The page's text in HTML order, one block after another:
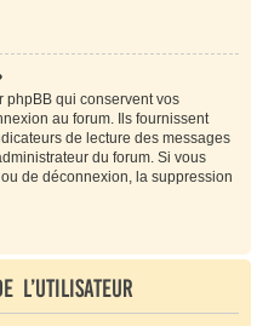
phpBB qui conservent vos
au forum. Ils fournissent
de lecture des messages
du forum. Si vous
de déconnexion, la suppression
l’utilisateur